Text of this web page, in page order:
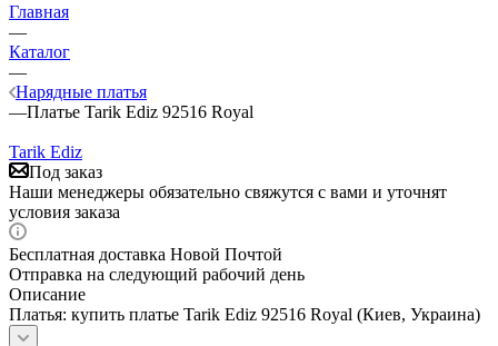
Главная
—
Каталог
—
Нарядные платья
—Платье Tarik Ediz 92516 Royal
Tarik Ediz
Под заказ
Наши менеджеры обязательно свяжутся с вами и уточнят
условия заказа
Бесплатная доставка Новой Почтой
Отправка на следующий рабочий день
Описание
Платья: купить платье Tarik Ediz 92516 Royal (Киев, Украина)